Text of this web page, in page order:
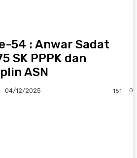
54 : Anwar Sadat
SK PPPK dan
ASN
04/12/2025 0
151